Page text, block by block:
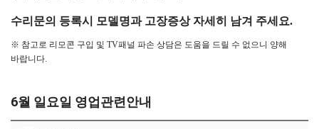
수리문의 등록시 모델명과 고장증상자세히 남겨 주세요.
※ 참고로 리모콘 구입 및 TV패널 파손 상담은 도움을 드릴 수 없으니 양해
바랍니다.
6월 일요일 영업관련안내